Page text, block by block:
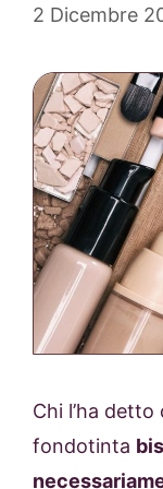
2 Dicembre
Chi l’ha
fondotinta